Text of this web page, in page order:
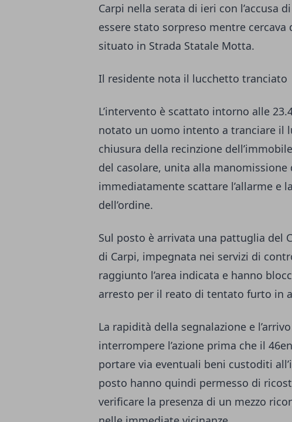
Carpi nella serata di ieri con l’accusa di
essere stato sorpreso mentre cercava
situato in Strada Statale Motta.
Il residente nota il lucchetto tranciato
L’intervento è scattato intorno alle
notato un uomo intento a tranciare il
chiusura della recinzione
del casolare, unita alla
immediatamente scattare l’allarme e
dell’ordine.
Sul posto è arrivata una pattuglia del
di Carpi, impegnata nei servizi di
raggiunto l’area indicata e hanno
arresto per il reato di tentato furto in
La rapidità della segnalazione e
interrompere l’azione prima che il
portare via eventuali beni custoditi
posto hanno quindi permesso di
verificare la presenza di un mezzo